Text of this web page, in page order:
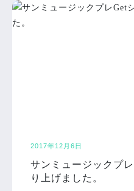
2017年12月6日
サンミュージックプ
り上げました。